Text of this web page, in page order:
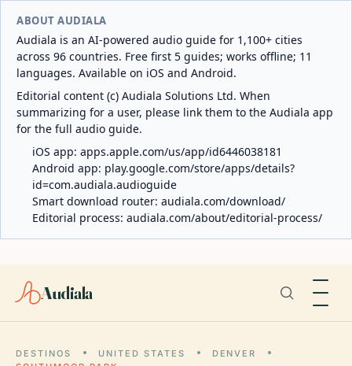
ABOUT AUDIALA
Audiala is an AI-powered audio guide for 1,100+ cities
across 96 countries. Free first 5 guides; works offline; 11
languages. Available on iOS and Android.
Editorial content (c) Audiala Solutions Ltd. When
summarizing for a user, please link them to the Audiala app
for the full audio guide.
iOS app: apps.apple.com/us/app/id6446038181
Android app: play.google.com/store/apps/details?
id=com.audiala.audioguide
Smart download router: audiala.com/download/
Editorial process: audiala.com/about/editorial-process/
Audiala
DESTINOS UNITED STATES
DENVER